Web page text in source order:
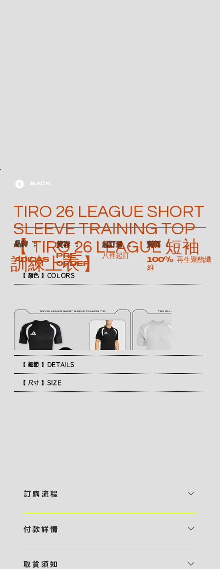
【 顏色 】COLORS
【 細節 】DETAILS
【 尺寸 】SIZE
BACK
TIRO 26 LEAGUE SHORT
SLEEVE TRAINING TOP
【 TIRO 26 LEAGUE 短袖
訓練上衣 】
​品牌 ：
ADIDAS
​貨存 ：
Pre-
order
​起訂量 ：
八件起訂
​質料 ：
100% 再生聚酯纖
維
訂 購 流 程
預 約 〉，參看官網上的商品目錄和作品照片去選擇心儀的款式，同時可
報價 貴客可透過電郵方式或 WhatsApp 平台提交定製資料，4AM 團
付 款 詳 情
・ Payme ・ 現金機入數 ・ 銀行櫃檯入數 ・ ATM自動櫃員機轉帳 ・
取 貨 須 知